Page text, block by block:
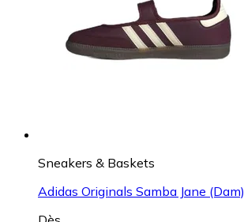
Sneakers & Baskets
Adidas Originals Samba Jane (Dam)